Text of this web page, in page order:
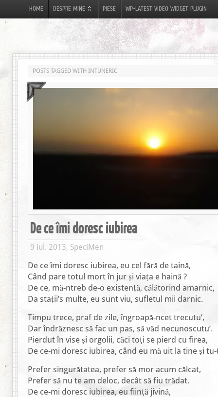
HOME DESPRE MINE PIESE WP-LATEST VIDEO WIDGET PLUGIN
POSTS TAGGED WITH INTUNERIC
De ce îmi doresc iubirea
9 iul. 2013, SpeciMen
De ce îmi doresc iubirea, eu cel fără de taină,
Când pare totul mort în jur și viața e haină ?
De ce, mă-ntreb de-o existență, călătorind amarnic,
Da stații’s multe, eu sunt viu, sufletul mii darnic.
Timpu trece, praf de zile, îngroapă-ncet trecutu’,
Dar îndrăznesc să fac un pas, să văd necunoscutu’.
Pierdut în vise și orgolii, căci toți se pierd cu firea,
De ce-mi doresc iubirea, când eu mă uit la tine și
Prefer singurătatea, prefer să mor acum călcat,
Prefer să nu te am deloc, decât să fiu trădat.
De ce-mi doresc iubirea, eu ființă jivină,